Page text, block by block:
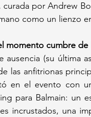
curada por Andrew
como un lienzo
momento cumbre de
(su última
las anfitrionas
en el evento con
para Balmain: un
incrustados, una